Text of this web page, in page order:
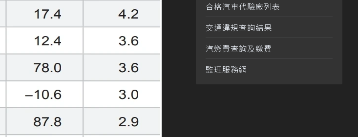
合格汽車代驗廠列表
交通違規查詢結果
汽燃費查詢及繳費
監理服務網